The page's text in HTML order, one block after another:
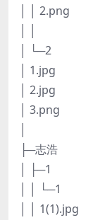
│ │ 2.png
│ └─2
│ 1.jpg
│ 2.jpg
│ 3.png
├─志浩
│ ├─1
│ │ └─1
│ │ 1(1).jpg